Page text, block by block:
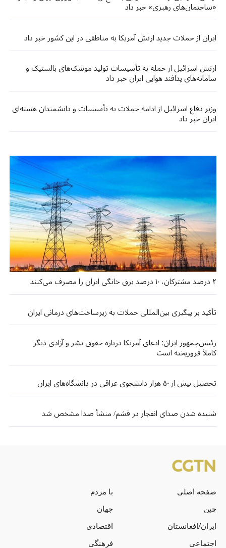
«ساختمان‌های رهبری» خبر داد
ایران از حملات جدید ارتش آمریکا به مناطقی در این کشور خبر داد
ارتش اسرائیل از حمله به تأسیسات تولید موشک‌های بالستیک و
سامانه‌های پدافند هوایی ایران خبر داد
وزیر دفاع اسرائیل از ادامه حملات به تأسیسات و دانشمندان هسته‌ای
ایران خبر داد
۲ درصد مشترکان، ۱۰ درصد برق خانگی ایران را مصرف می‌کنند
تأکید بر پیگیری بین‌المللی حملات به زیرساخت‌های درمانی ایران
رئیس‌جمهور ایران: ادعای آمریکا درباره حقوق بشر و آزادی دیگر
کاملاً فروریخته است
تحصیل بیش از ۵۰ هزار دانشجوی عراقی در دانشگاه‌های ایران
شنیده شدن صدای انفجار در قشم/ منشأ صدا مشخص شد
صفحه اصلی
با مردم
چین
جهان
ایران/افغانستان
اقتصادی
اجتماعی
فرهنگی